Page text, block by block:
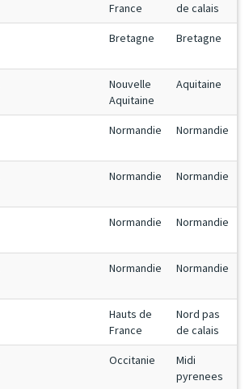
France
de calais
Bretagne Bretagne
Nouvelle
Aquitaine
Aquitaine
Normandie Normandie
Normandie Normandie
Normandie Normandie
Normandie Normandie
Hauts de
France
Nord pas
de calais
Occitanie
Midi
pyrenees